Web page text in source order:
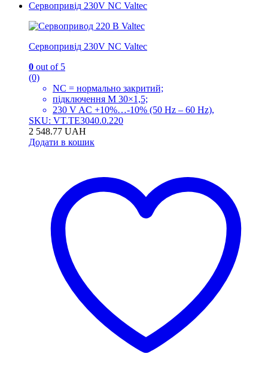
Сервопривід 230V NC Valtec
Сервопривід 230V NC Valtec
0 out of 5
(0)
NC = нормально закритий;
підключення M 30×1,5;
230 V AC +10%…-10% (50 Hz – 60 Hz),
SKU: VT.TE3040.0.220
2 548.77 UAH
Додати в кошик